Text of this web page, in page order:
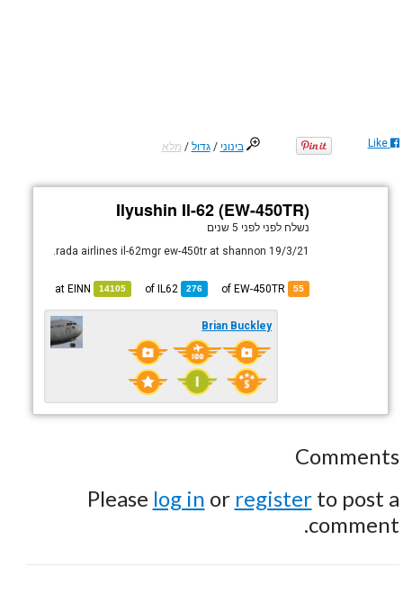
בינוני /גדול / מלא Like
Ilyushin Il-62 (EW-450TR)
נשלח לפני לפני 5 שנים
rada airlines il-62mgr ew-450tr at shannon 19/3/21.
55
276
IL62
14105
EINN
Brian Buckley
Comments
Please log in or registerto post a
comment.